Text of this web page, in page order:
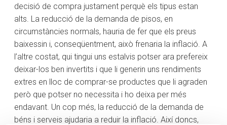
decisió de compra justament perquè els tipus estan
alts. La reducció de la demanda de pisos, en
circumstàncies normals, hauria de fer que els preus
baixessin i, conseqüentment, això frenaria la inflació. A
l’altre costat, qui tingui uns estalvis potser ara prefereix
deixar-los ben invertits i que li generin uns rendiments
extres en lloc de comprar-se productes que li agraden
però que potser no necessita i ho deixa per més
endavant. Un cop més, la reducció de la demanda de
béns i serveis ajudaria a reduir la inflació. Així doncs,